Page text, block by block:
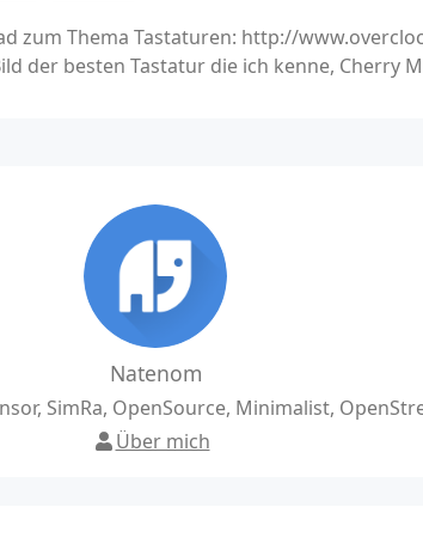
zum Thema Tastaturen: http://
der besten Tastatur die ich kenne, Cherry
Natenom
SimRa, OpenSource, Minimalist,
Über mich